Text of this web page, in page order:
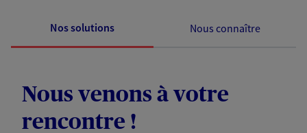
Nos solutions Nous connaître
Nous venons à votre
rencontre !